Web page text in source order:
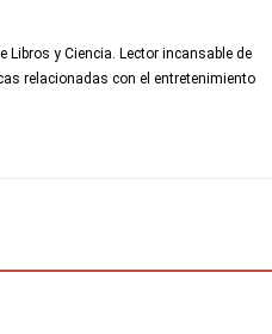
y Ciencia. Lector incansable de
relacionadas con el entretenimiento